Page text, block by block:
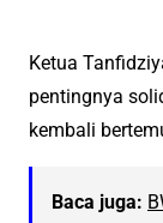
Ketua
pentingnya
kembali
Baca juga: